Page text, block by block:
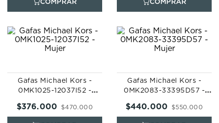
Gafas Michael Kors -
0MK1025-12037I52 -
$470.000
$376.000
Gafas Michael Kors -
0MK2083-33395D57 -
$550.000
$440.000